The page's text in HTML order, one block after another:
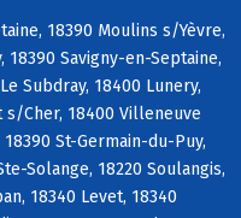
18390 Moulins s/Yèvre,
18390 Savigny-en-Septaine,
Subdray, 18400 Lunery,
Cher, 18400 Villeneuve
St-Germain-du-Puy,
Solange, 18220 Soulangis,
18340 Levet, 18340